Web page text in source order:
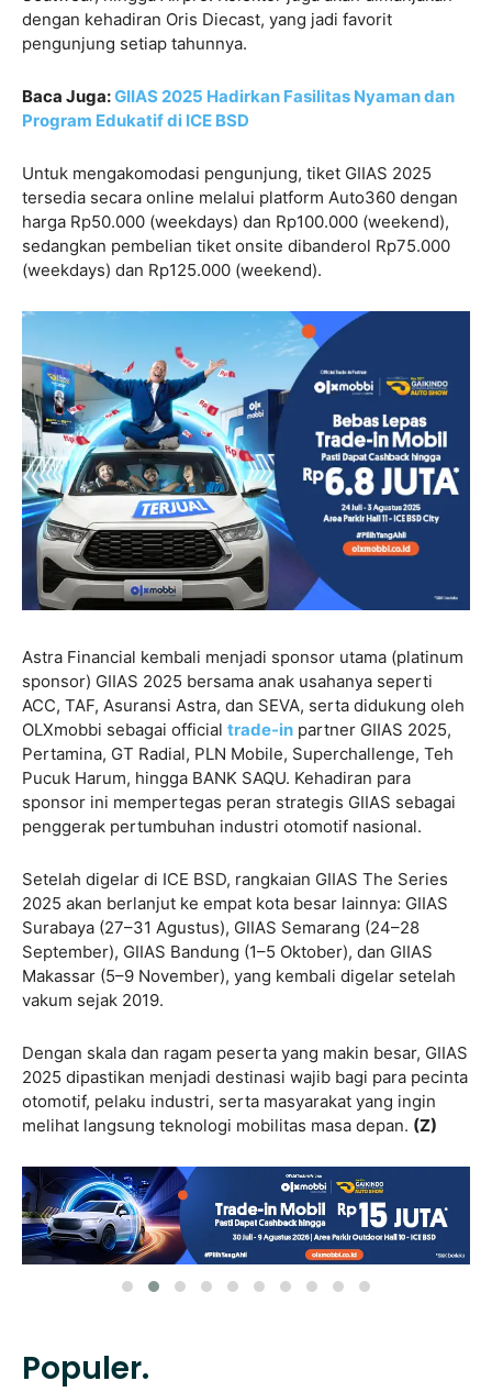
dengan kehadiran Oris Diecast, yang jadi favorit
pengunjung setiap tahunnya.
Baca Juga:GIIAS 2025 Hadirkan Fasilitas Nyaman dan
Program Edukatif di ICE BSD
Untuk mengakomodasi pengunjung, tiket GIIAS 2025
tersedia secara online melalui platform Auto360 dengan
harga Rp50.000 (weekdays) dan Rp100.000 (weekend),
sedangkan pembelian tiket onsite dibanderol Rp75.000
(weekdays) dan Rp125.000 (weekend).
Astra Financial kembali menjadi sponsor utama (platinum
sponsor) GIIAS 2025 bersama anak usahanya seperti
ACC, TAF, Asuransi Astra, dan SEVA, serta didukung oleh
OLXmobbi sebagai official trade-in partner GIIAS 2025,
Pertamina, GT Radial, PLN Mobile, Superchallenge, Teh
Pucuk Harum, hingga BANK SAQU. Kehadiran para
sponsor ini mempertegas peran strategis GIIAS sebagai
penggerak pertumbuhan industri otomotif nasional.
Setelah digelar di ICE BSD, rangkaian GIIAS The Series
2025 akan berlanjut ke empat kota besar lainnya: GIIAS
Surabaya (27–31 Agustus), GIIAS Semarang (24–28
September), GIIAS Bandung (1–5 Oktober), dan GIIAS
Makassar (5–9 November), yang kembali digelar setelah
vakum sejak 2019.
Dengan skala dan ragam peserta yang makin besar, GIIAS
2025 dipastikan menjadi destinasi wajib bagi para pecinta
otomotif, pelaku industri, serta masyarakat yang ingin
melihat langsung teknologi mobilitas masa depan. (Z)
Populer.